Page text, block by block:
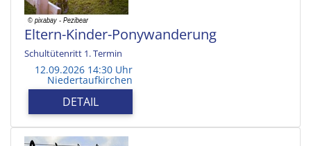
Eltern-Kinder-Ponywanderung
Schultütenritt 1. Termin
12.09.2026 14:30 Uhr
Niedertaufkirchen
DETAIL